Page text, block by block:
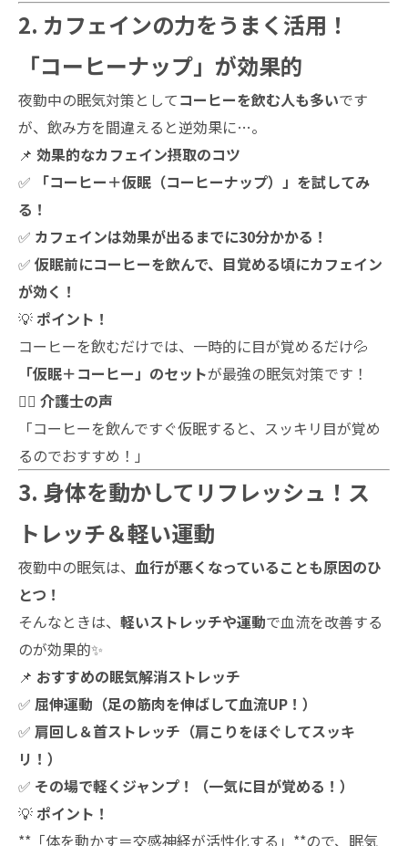
2. カフェインの力をうまく活用！
「コーヒーナップ」が効果的
夜勤中の眠気対策としてコーヒーを飲む人も多いです
が、飲み方を間違えると逆効果に…。
📌 効果的なカフェイン摂取のコツ
✅
「コーヒー＋仮眠（コーヒーナップ）」を試してみ
る！
✅ カフェインは効果が出るまでに30分かかる！
✅ 仮眠前にコーヒーを飲んで、目覚める頃にカフェイン
が効く！
💡 ポイント！
コーヒーを飲むだけでは、一時的に目が覚めるだけ💦
「仮眠＋コーヒー」のセットが最強の眠気対策です！
👩‍⚕️ 介護士の声
「コーヒーを飲んですぐ仮眠すると、スッキリ目が覚め
るのでおすすめ！」
3. 身体を動かしてリフレッシュ！ス
トレッチ＆軽い運動
夜勤中の眠気は、 血行が悪くなっていることも原因のひ
とつ！
そんなときは、 軽いストレッチや運動で血流を改善する
のが効果的✨
📌 おすすめの眠気解消ストレッチ
✅ 屈伸運動（足の筋肉を伸ばして血流UP！）
✅ 肩回し＆首ストレッチ（肩こりをほぐしてスッキ
リ！）
✅ その場で軽くジャンプ！（一気に目が覚める！）
💡 ポイント！
**「体を動かす＝交感神経が活性化する」**ので、眠気